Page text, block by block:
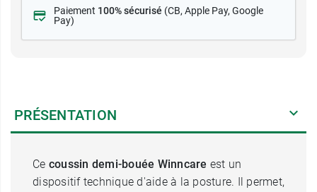
Paiement 100% sécurisé (CB, Apple Pay, Google
Pay)
PRÉSENTATION
Ce coussin demi-bouée Winncare est un
dispositif technique d'aide à la posture. Il permet,